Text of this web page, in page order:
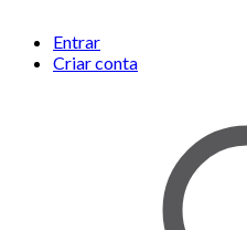
Entrar
Criar conta